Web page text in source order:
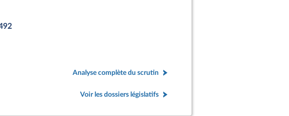
Analyse complète du scrutin
Voir les dossiers législatifs